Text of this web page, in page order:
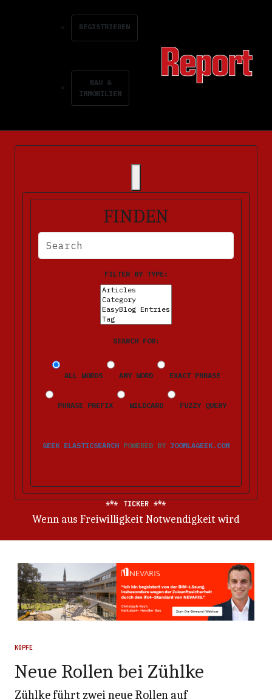
REGISTRIEREN
BAU &
IMMOBILIEN
FINDEN
BITTE FÜLLEN SIE DIE ERFORDERLICHEN FELDER AUS.
FILTER BY TYPE:
SEARCH FOR:
ALL WORDS ANY WORD EXACT PHRASE
PHRASE PREFIX WILDCARD FUZZY QUERY
GEEK ELASTICSEARCH POWERED BY JOOMLAGEEK.COM
TICKER
Wenn aus Freiwilligkeit Notwendigkeit wird
KÖPFE
Neue Rollen bei Zühlke
Zühlke führt zwei neue Rollen auf